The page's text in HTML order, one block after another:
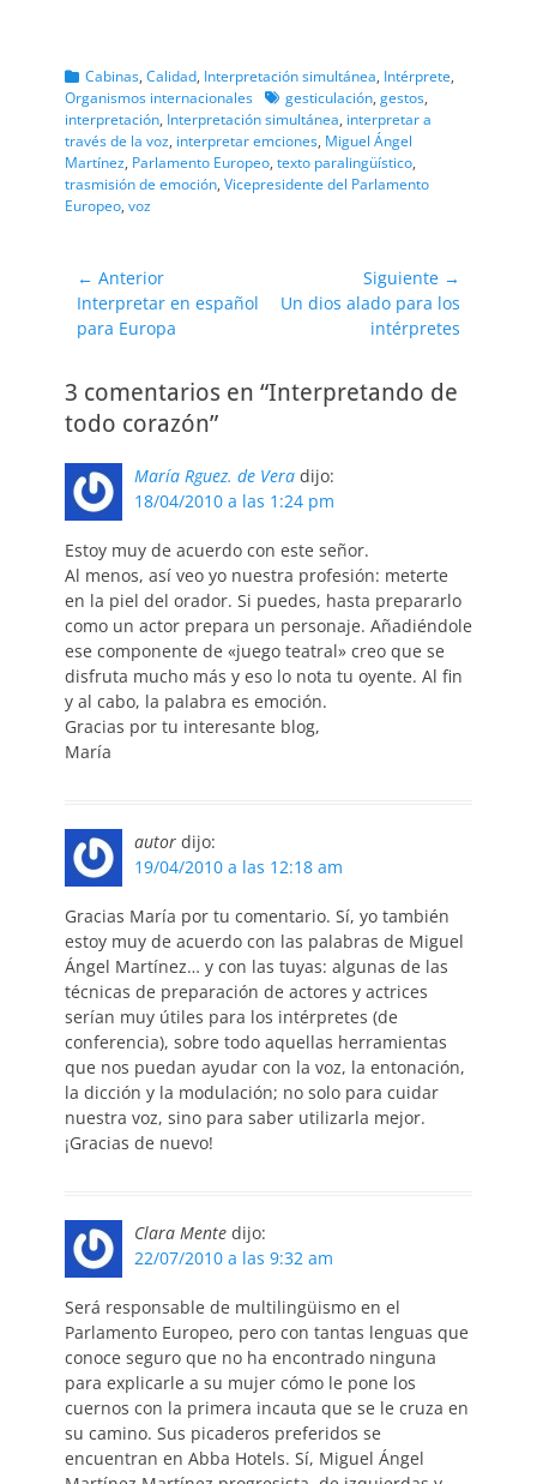
Categorias
Cabinas, Calidad, Interpretación simultánea, Intérprete,
Organismos internacionales Etiquetas
gesticulación, gestos,
interpretación, Interpretación simultánea, interpretar a
través de la voz, interpretar emciones, Miguel Ángel
Martínez, Parlamento Europeo, texto paralingüístico,
trasmisión de emoción, Vicepresidente del Parlamento
Europeo, voz
Navegación
de
entradas
← Anterior
Entrada
anterior:
Interpretar en español
para Europa
Siguiente →
Entrada
Un dios alado para los
intérpretes
3 comentarios en “Interpretando de
todo corazón”
María Rguez. de Vera dijo:
18/04/2010 a las 1:24 pm
Estoy muy de acuerdo con este señor.
Al menos, así veo yo nuestra profesión: meterte
en la piel del orador. Si puedes, hasta prepararlo
como un actor prepara un personaje. Añadiéndole
ese componente de «juego teatral» creo que se
disfruta mucho más y eso lo nota tu oyente. Al fin
y al cabo, la palabra es emoción.
Gracias por tu interesante blog,
María
autor dijo:
19/04/2010 a las 12:18 am
Gracias María por tu comentario. Sí, yo también
estoy muy de acuerdo con las palabras de Miguel
Ángel Martínez… y con las tuyas: algunas de las
técnicas de preparación de actores y actrices
serían muy útiles para los intérpretes (de
conferencia), sobre todo aquellas herramientas
que nos puedan ayudar con la voz, la entonación,
la dicción y la modulación; no solo para cuidar
nuestra voz, sino para saber utilizarla mejor.
¡Gracias de nuevo!
Clara Mente dijo:
22/07/2010 a las 9:32 am
Será responsable de multilingüismo en el
Parlamento Europeo, pero con tantas lenguas que
conoce seguro que no ha encontrado ninguna
para explicarle a su mujer cómo le pone los
cuernos con la primera incauta que se le cruza en
su camino. Sus picaderos preferidos se
encuentran en Abba Hotels. Sí, Miguel Ángel